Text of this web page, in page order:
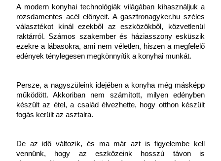
A modern konyhai technológiák világában kihasználjuk a
rozsdamentes acél előnyeit. A gasztronagyker.hu széles
választékot kínál ezekből az eszközökből, közvetlenül
raktárról. Számos szakember és háziasszony esküszik
ezekre a lábasokra, ami nem véletlen, hiszen a megfelelő
edények ténylegesen megkönnyítik a konyhai munkát.
Persze, a nagyszüleink idejében a konyha még másképp
működött. Akkoriban nem számított, milyen edényben
készült az étel, a család élvezhette, hogy otthon készült
fogás került az asztalra.
De az idő változik, és ma már azt is figyelembe kell
vennünk, hogy az eszközeink hosszú távon is